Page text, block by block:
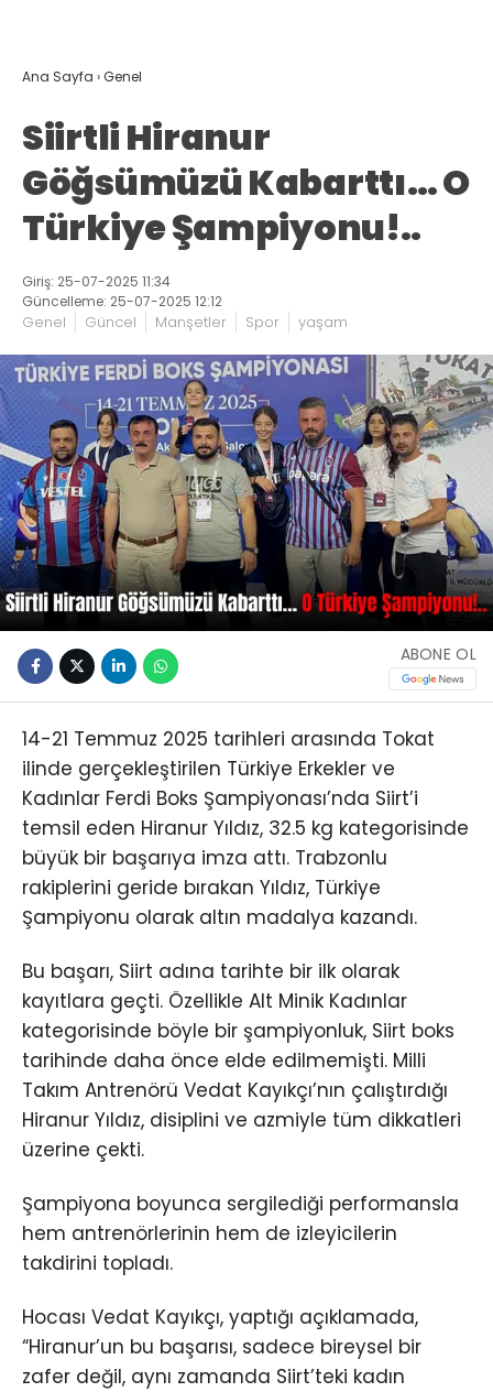
Ana Sayfa ›Genel
Siirtli Hiranur
Göğsümüzü Kabarttı… O
Türkiye Şampiyonu!..
Giriş: 25-07-2025 11:34
Güncelleme: 25-07-2025 12:12
Genel Güncel Manşetler Spor yaşam
ABONE OL
14-21 Temmuz 2025 tarihleri arasında Tokat
ilinde gerçekleştirilen Türkiye Erkekler ve
Kadınlar Ferdi Boks Şampiyonası’nda Siirt’i
temsil eden Hiranur Yıldız, 32.5 kg kategorisinde
büyük bir başarıya imza attı. Trabzonlu
rakiplerini geride bırakan Yıldız, Türkiye
Şampiyonu olarak altın madalya kazandı.
Bu başarı, Siirt adına tarihte bir ilk olarak
kayıtlara geçti. Özellikle Alt Minik Kadınlar
kategorisinde böyle bir şampiyonluk, Siirt boks
tarihinde daha önce elde edilmemişti. Milli
Takım Antrenörü Vedat Kayıkçı’nın çalıştırdığı
Hiranur Yıldız, disiplini ve azmiyle tüm dikkatleri
üzerine çekti.
Şampiyona boyunca sergilediği performansla
hem antrenörlerinin hem de izleyicilerin
takdirini topladı.
Hocası Vedat Kayıkçı, yaptığı açıklamada,
“Hiranur’un bu başarısı, sadece bireysel bir
zafer değil, aynı zamanda Siirt’teki kadın